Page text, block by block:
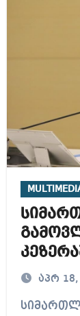
აპრ 18,
სიმართლე გარკვეულია, გამოვლინდა,